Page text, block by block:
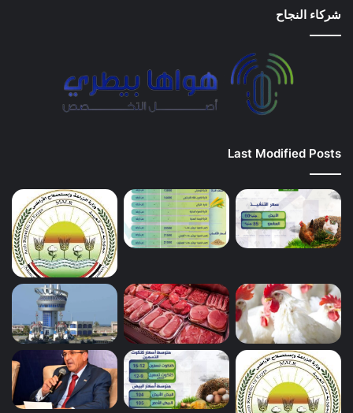
شركاء النجاح
Last Modified Posts